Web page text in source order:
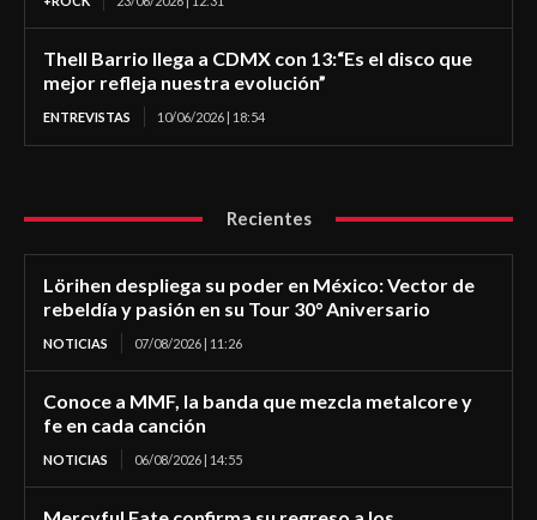
Thell Barrio llega a CDMX con 13:“Es el disco que
mejor refleja nuestra evolución”
ENTREVISTAS 10/06/2026 | 18:54
Recientes
Lörihen despliega su poder en México: Vector de
rebeldía y pasión en su Tour 30° Aniversario
NOTICIAS 07/08/2026 | 11:26
Conoce a MMF, la banda que mezcla metalcore y
fe en cada canción
NOTICIAS 06/08/2026 | 14:55